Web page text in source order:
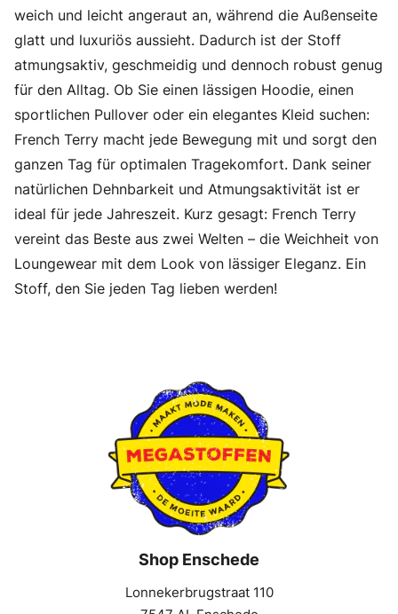
weich und leicht angeraut an, während die Außenseite
glatt und luxuriös aussieht. Dadurch ist der Stoff
atmungsaktiv, geschmeidig und dennoch robust genug
für den Alltag. Ob Sie einen lässigen Hoodie, einen
sportlichen Pullover oder ein elegantes Kleid suchen:
French Terry macht jede Bewegung mit und sorgt den
ganzen Tag für optimalen Tragekomfort. Dank seiner
natürlichen Dehnbarkeit und Atmungsaktivität ist er
ideal für jede Jahreszeit. Kurz gesagt: French Terry
vereint das Beste aus zwei Welten – die Weichheit von
Loungewear mit dem Look von lässiger Eleganz. Ein
Stoff, den Sie jeden Tag lieben werden!
Shop Enschede
Lonnekerbrugstraat 110